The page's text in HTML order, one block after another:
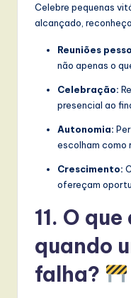
Celebre pequenas
alcançado,
Reuniões
não apenas o
Celebração:
presencial ao
Autonomia:
escolham como
Crescimento:
ofereçam
11. O
quando
falha?